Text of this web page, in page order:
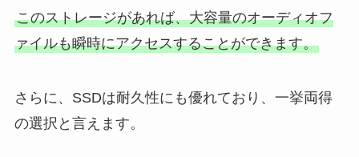
このストレージがあれば、大容量のオーディオフ
ァイルも瞬時にアクセスすることができます。
さらに、SSDは耐久性にも優れており、一挙両得
の選択と言えます。